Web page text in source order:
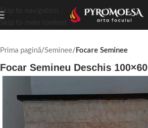
Skip to navigation
Prima pagină Seminee Focare Seminee
Focar Semineu Deschis 100×60